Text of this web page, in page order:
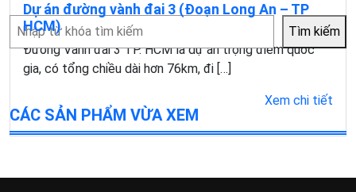
Dự án đường vành đai 3 (Đoạn Long An – TP
HCM)
Đường Vành đai 3 TP. HCM là dự án trọng điểm quốc
gia, có tổng chiều dài hơn 76km, đi […]
Xem chi tiết
Tìm
kiếm
Tìm kiếm
CÁC SẢN PHẨM VỪA XEM